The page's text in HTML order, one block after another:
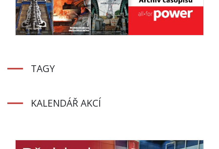
TAGY
KALENDÁŘ AKCÍ